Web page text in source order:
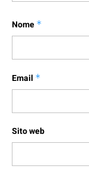
Nome *
Email *
Sito web